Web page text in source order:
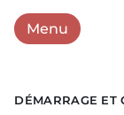
MenuOuvrir le menu
DÉMARRAGE ET